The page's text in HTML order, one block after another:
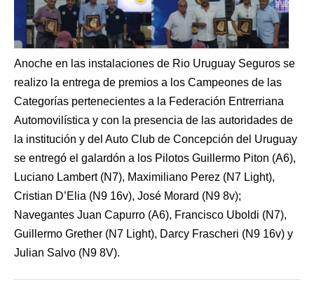
Anoche en las instalaciones de Rio Uruguay Seguros se
realizo la entrega de premios a los Campeones de las
Categorías pertenecientes a la Federación Entrerriana
Automovilística y con la presencia de las autoridades de
la institución y del Auto Club de Concepción del Uruguay
se entregó el galardón a los Pilotos Guillermo Piton (A6),
Luciano Lambert (N7), Maximiliano Perez (N7 Light),
Cristian D’Elia (N9 16v), José Morard (N9 8v);
Navegantes Juan Capurro (A6), Francisco Uboldi (N7),
Guillermo Grether (N7 Light), Darcy Frascheri (N9 16v) y
Julian Salvo (N9 8V).